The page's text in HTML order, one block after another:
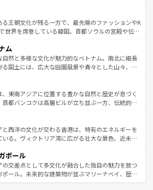
に味わってほしい。 なお、新着のハワイ情報
テンツ一覧を参照してほしい。
アクティビティも充実しており、サーフィンやダイ
、ハイキングなど、アウトドア好きにはたまらな
ーストラリアの多彩な魅力を存分に味わいつくそ
ほしい。
静ひつな山岳地帯である台湾東部など、都市の喧騒
の静けさが共存しており、訪れる人に新しい発見と
もたらしてくれる。また、奥深い台湾の食文化も魅
いいと評判のスイーツなど、バラエティ豊かな料理
が味わえる。 なお、新着の台湾情報は コンテンツ一覧を参
ほしい。
る王朝文化が残る一方で、最先端のファッションやK
世界を席巻している韓国。首都ソウルの宮殿や伝統
方に足を延ばせば四季折々の自然美を楽しむことが
。そして、キムチや焼肉、絶品のストリートフード
さまざまな韓国料理が待っている。夜には、韓国な
に包まれながら、韓国の多彩な魅力を心ゆくまで味
わってみてほしい。 なお、新着の韓国情報はコンテンツ一
照してほしい。
ム
自然と多様な文化が魅力的なベトナム。南北に細長
る国土には、広大な田園風景や青々とした山々、世
発展と共に伝統が息づく。ハノイの古い町並みやホ
ン市のフランス統治時代の建物も、独特の雰囲気を
している。また、バラエティの豊かさとおいしさで
フォーやバインミー、ベトナムコーヒーなどは、ぜ
で味わいたい。どの地域を訪れてもあたたかい人々
者を迎えてくれるので、きっと忘れられない旅にな
ほしい。
、東南アジアに位置する豊かな自然と歴史が息づく
首都バンコクは高層ビルが立ち並ぶ一方、伝統的な
が交差している。北部ではチェンマイなどの山岳地
然と触れ合い、南部ではプーケットやクラビの美し
チでリゾート気分を楽しむことができる。タイ料理
。気候は一年中温暖で、どの季節にも異なる楽しみ
ている。親しみやすいタイの人々、仏教を中心とし
、そして多様な観光資源が、訪れる旅人を魅了し続
と西洋の文化が交わる香港は、特有のエネルギーを
いる。ヴィクトリア湾に広がる壮大な景色、近未来
こを訪れても感動するはず。観光スポットが密集し
、効率よく見どころを回れるのも魅力。息をのむよ
景から文化的な体験まで、香港を存分に楽しみ尽く
ポール
の交差点として多文化が融合した独自の魅力を放つ
ポール。未来的な建築物が並ぶマリーナベイ、歴史